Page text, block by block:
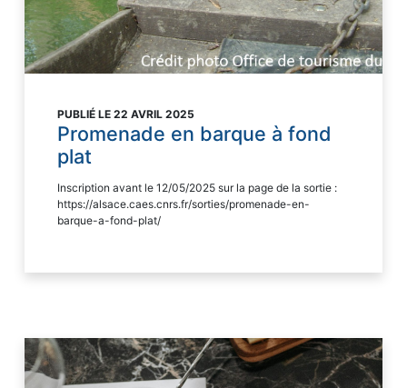
PUBLIÉ LE 22 AVRIL 2025
Promenade en barque à fond
plat
Inscription avant le 12/05/2025 sur la page de la sortie :
https://alsace.caes.cnrs.fr/sorties/promenade-en-
barque-a-fond-plat/